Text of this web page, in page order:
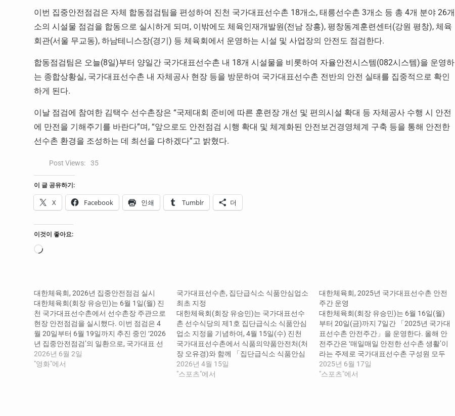
이번 집중안전점검은 자체 합동점검팀을 편성하여 진천 국가대표선수촌 18개소, 태릉선수촌 3개소 등 총 4개 분야 26개
소의 시설물 점검을 합동으로 실시하게 되며, 이밖에도 체육인재개발원(전남 장흥), 평창동계훈련센터(강원 평창), 체육
회관(서울 무교동), 하남테니스장(경기) 등 체육회에서 운영하는 시설 및 사업장의 안전도 점검한다.
합동점검팀은 오늘(8일)부터 양일간 국가대표선수촌 내 18개 시설물을 비롯하여 자율안전시스템(082시스템)을 운영하
는 종합상황실, 국가대표선수촌 내 자체공사 현장 등을 방문하여 국가대표선수촌 전반의 안전 실태를 집중적으로 확인
하게 된다.
이날 점검에 참여한 김택수 선수촌장은 “국제대회 준비에 따른 훈련장 개선 및 편의시설 확대 등 자체공사 수행 시 안전
에 만전을 기해주기를 바란다”며, “앞으로도 안전점검 시행 확대 및 체계화된 안전보건경영체계 구축 등을 통해 안전한
선수촌 환경을 조성하는 데 최선을 다하겠다”고 밝혔다.
Post Views: 35
이 글 공유하기:
X Facebook 인쇄 Tumblr 더
이것이 좋아요:
로
대한체육회, 2026년 집중안전점검 실시
대한체육회(회장 유승민)는 6월 1일(월) 진
천 국가대표선수촌에서 선수촌장 주관으로
현장 안전점검을 실시했다. 이번 점검은 4
월 20일부터 6월 19일까지 추진 중인 ‘2026
년 집중안전점검’의 일환으로, 국가대표 선
수들이 안전한 환경에서 훈련에 전념할 수
있도록 선수촌 내 안전관리 실태를 점검하
2026년 6월 2일
"영화"에서
국가대표선수촌, 집단급식소 식품안심업소
최초 지정
대한체육회(회장 유승민)는 국가대표선수
촌 선수식당의 제1호 집단급식소 식품안심
업소 지정을 기념하여, 4월 15일(수) 진천
국가대표선수촌에서 식품의약품안전처(처
장 오유경)와 함께 「집단급식소 식품안심
업소 최초 지정식」을 개최했다. 국가대표
선수촌 선수식당은 식재료 관리, 조리 과정,
2026년 4월 15일
"스포츠"에서
대한체육회, 2025년 국가대표선수촌 안전
주간 운영
대한체육회(회장 유승민)는 6월 16일(월)
부터 20일(금)까지 7일간 「2025년 국가대
표선수촌 안전주간」을 운영한다. 올해 안
전주간은 ‘매일매일 안전한 선수촌 생활’이
라는 주제로 국가대표선수촌 구성원 모두
가 자율적·능동적으로 참여하는 안전 환경
을 구축하기 위해 마련되었다. 특히 국가대
2025년 6월 17일
"스포츠"에서